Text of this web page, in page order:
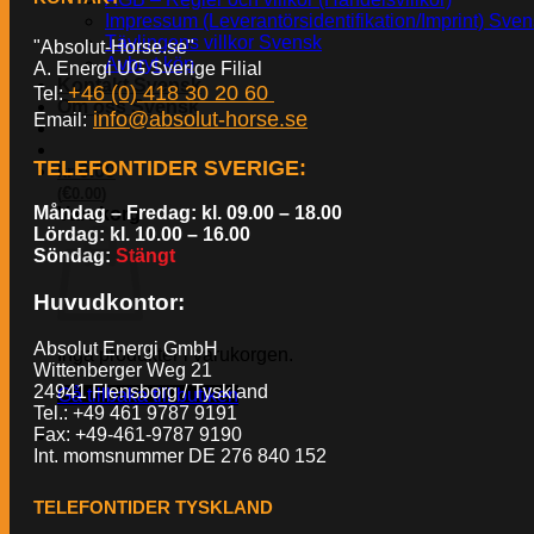
Impressum (Leverantörsidentifikation/Imprint)
Tävlingens villkor Svensk
Avbryt köp
Kontakt Svensk
Om oss Svensk
kr0.00
Varukorg
Inga produkter i varukorgen.
Gå tillbaka till butiken
"Absolut-Horse.se"
A. Energi UG Sverige Filial
Tel: +46 (0) 418 30 20 60
Email: info@absolut-horse.se
TELEFONTIDER SVERIGE:
Måndag – Fredag: kl. 09.00 – 18.00
Lördag: kl. 10.00 – 16.00
Söndag: Stängt
Huvudkontor:
Absolut Energi GmbH
Wittenberger Weg 21
24941 Flensborg / Tyskland
Tel.: +49 461 9787 9191
Fax: +49-461-9787 9190
Int. momsnummer DE 276 840 152
TELEFONTIDER TYSKLAND